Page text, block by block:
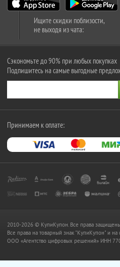
Ищите скидки поблизости,
не выходя из чата:
Сэкономьте до 90% при любых покупках
Подпишитесь на самые выгодные
Принимаем к оплате:
2010-2026 © КупиКупон. Все права
Все права на товарный знак "КупиКупон" и
OOO «Агентство цифровых решений» ИНН